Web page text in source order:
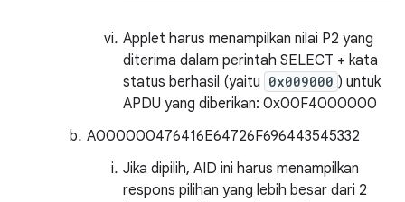
Applet harus menampilkan nilai P2 yang
diterima dalam perintah SELECT + kata
status berhasil (yaitu 0x009000 ) untuk
APDU yang diberikan: 0x00F4000000
A000000476416E64726F696443545332
Jika dipilih, AID ini harus menampilkan
respons pilihan yang lebih besar dari 2